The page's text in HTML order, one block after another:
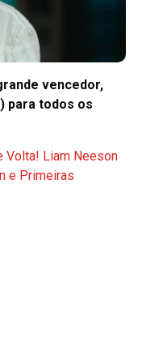
vencedor,
para todos os
Volta! Liam Neeson
e Primeiras